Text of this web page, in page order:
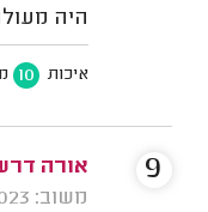
היה
איכות 10
אורה
משוב: 20/02/2023
9